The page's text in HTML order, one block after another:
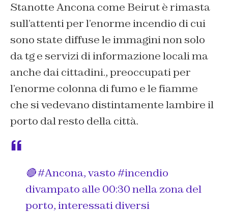
Stanotte Ancona come Beirut è rimasta
sull’attenti per l’enorme incendio di cui
sono state diffuse le immagini non solo
da tg e servizi di informazione locali ma
anche dai cittadini., preoccupati per
l’enorme colonna di fumo e le fiamme
che si vedevano distintamente lambire il
porto dal resto della città.
🔴#Ancona, vasto#incendio
divampato alle 00:30 nella zona del
porto, interessati diversi